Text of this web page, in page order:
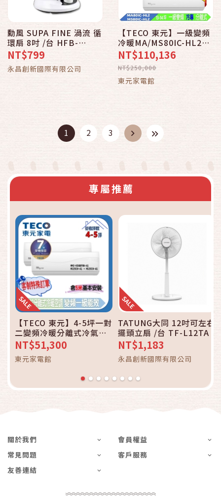
勳風 SUPA FINE 渦流 循
環扇 8吋 /台 HFB-
K7916
NT$799
永昌創新國際有限公司
【TECO 東元】一級變頻
冷暖MA/MS80IC-HL2＋
一級變頻冷專
MA/MS112IH-HP1含豪
華安裝
NT$110,136
NT$250,000
東元家電館
1 2 3
專屬推薦
【TECO 東元】4-5坪一對
二變頻冷暖分離式冷氣空
調 MS29IH-A1 *2＋
MM2-K56BFRH-A1 含五
米基本安裝
NT$51,300
東元家電館
TATUNG大同 12吋可左右
擺頭立扇 /台 TF-L12TA
NT$1,183
永昌創新國際有限公司
關於我們
會員權益
常見問題
客戶服務
友善連結